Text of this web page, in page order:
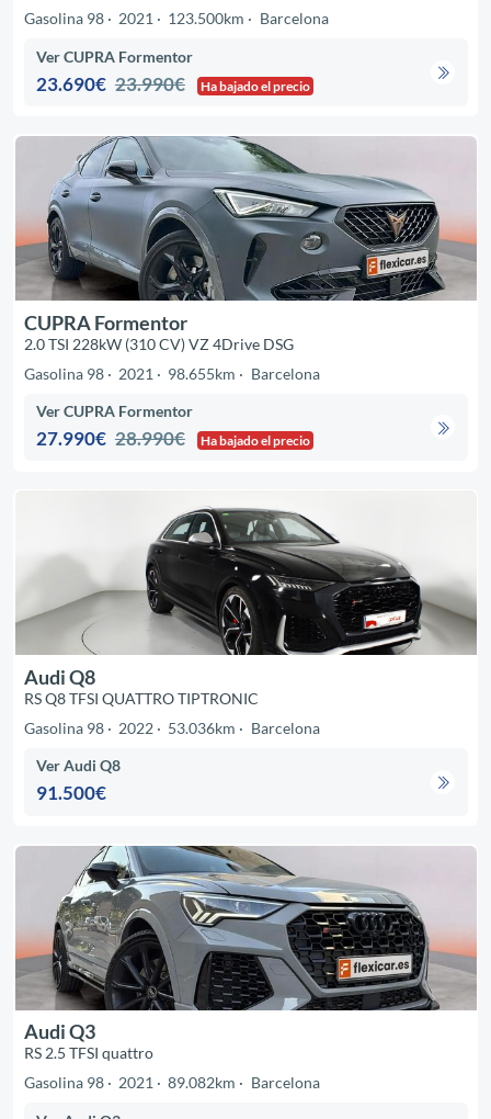
Gasolina 98
2021 123.500km Barcelona
Ver CUPRA Formentor
23.690€ 23.990€ Ha bajado el precio
CUPRA Formentor
2.0 TSI 228kW (310 CV) VZ 4Drive DSG
Gasolina 98
2021 98.655km Barcelona
Ver CUPRA Formentor
27.990€ 28.990€ Ha bajado el precio
Audi Q8
RS Q8 TFSI QUATTRO TIPTRONIC
Gasolina 98
2022 53.036km Barcelona
Ver Audi Q8
91.500€
Audi Q3
RS 2.5 TFSI quattro
Gasolina 98
2021 89.082km Barcelona